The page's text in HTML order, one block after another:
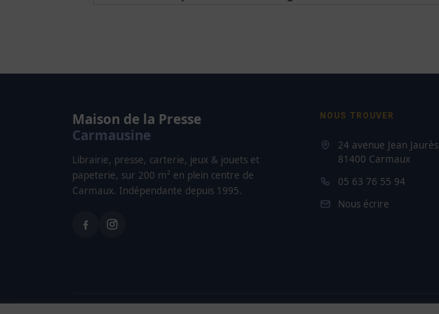
Maison de la Presse
Carmausine
Librairie, presse, carterie, jeux & jouets et
papeterie, sur 200 m² en plein centre de
Carmaux. Indépendante depuis 1995.
NOUS TROUVER
24 avenue Jean Jaurès
81400 Carmaux
05 63 76 55 94
Nous écrire